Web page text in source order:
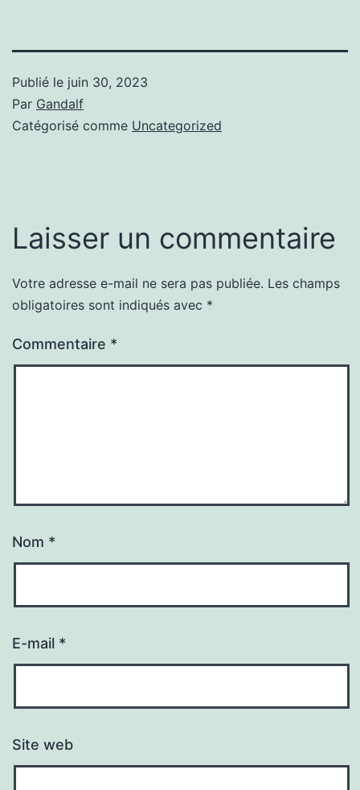
Publié le juin 30, 2023
Par Gandalf
Catégorisé comme Uncategorized
Laisser un commentaire
Votre adresse e-mail ne sera pas publiée. Les champs
obligatoires sont indiqués avec *
Commentaire *
Nom *
E-mail *
Site web